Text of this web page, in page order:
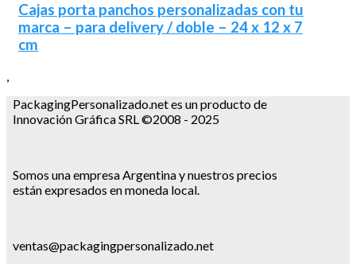
Cajas porta panchos personalizadas con tu
marca – para delivery / doble – 24 x 12 x 7
cm
,
PackagingPersonalizado.net es un producto de
Innovación Gráfica SRL ©2008 - 2025
Somos una empresa Argentina y nuestros precios
están expresados en moneda local.
ventas@packagingpersonalizado.net